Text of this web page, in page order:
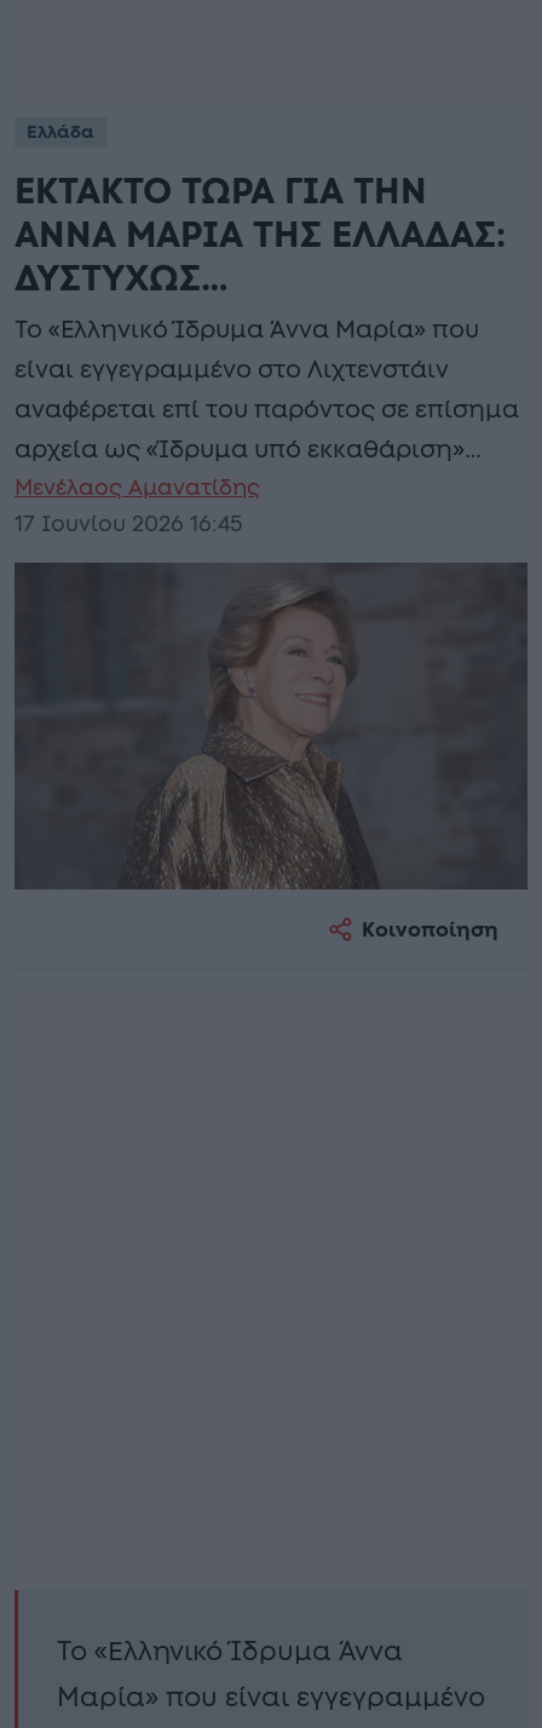
Ελλάδα
ΕΚΤΑΚΤΟ ΤΩΡΑ ΓΙΑ ΤΗΝ
ΑΝΝΑ ΜΑΡΙΑ ΤΗΣ ΕΛΛΑΔΑΣ:
ΔΥΣΤΥΧΩΣ…
Το «Ελληνικό Ίδρυμα Άννα Μαρία» που
είναι εγγεγραμμένο στο Λιχτενστάιν
αναφέρεται επί του παρόντος σε επίσημα
αρχεία ως «Ίδρυμα υπό εκκαθάριση»…
Μενέλαος Αμανατίδης
17 Ιουνίου 2026 16:45
Κοινοποίηση
Το «Ελληνικό Ίδρυμα Άννα
Μαρία» που είναι εγγεγραμμένο